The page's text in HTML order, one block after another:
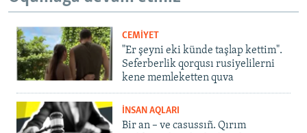
CEMİYET
"Er şeyni eki künde taşlap kettim".
Seferberlik qorqusı rusiyelilerni
kene memleketten quva
İNSAN AQLARI
Bir an – ve casussıñ. Qırım